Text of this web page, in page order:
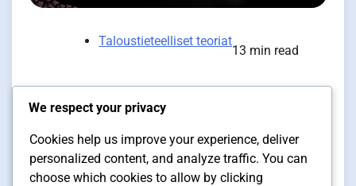
Taloustieteelliset teoriat
13 min read
Ekologinen Taloustiede: Ympäristö,
kestävyys ja resurssit
We respect your privacy
Cookies help us improve your experience, deliver
personalized content, and analyze traffic. You can
choose which cookies to allow by clicking